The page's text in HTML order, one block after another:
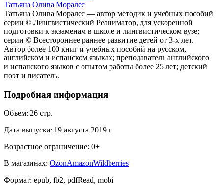
Татьяна Олива Моралес
Татьяна Олива Моралес — автор методик и учебных пособий
серии © Лингвистический Реаниматор, для ускоренной
подготовки к экзаменам в школе и лингвистическом вузе;
серии © Всестороннее раннее развитие детей от 3-х лет.
Автор более 100 книг и учебных пособий на русском,
английском и испанском языках; преподаватель английского
и испанского языков c опытом работы более 25 лет; детский
поэт и писатель.
Подробная информация
Объем: 26 стр.
Дата выпуска: 19 августа 2019 г.
Возрастное ограничение: 0+
В магазинах: OzonAmazonWildberries
Формат: epub, fb2, pdfRead, mobi